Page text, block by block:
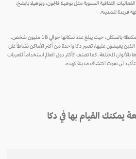
الثقافية السنوية مثل بوهيلا فالجون، وبوهيلا بايشخ،
للمدينة.
ودكا هي مدينة مزدهر، نابضة بالحياة ومكتظة بالسكان، حيث يبلغ عدد سكانها حوالي 18 مليون شخص.
يعيشون عليها، تعتبر دكا واحدة من أكثر الأماكن نشاطاً على
المختلفة. كما تصنف كأكثر دول العالم استخداماً للعربات
يمكنك القيام بها في دكا